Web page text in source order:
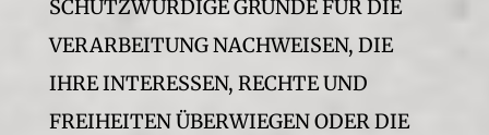
SCHUTZWÜRDIGE GRÜNDE FÜR DIE
VERARBEITUNG NACHWEISEN, DIE
IHRE INTERESSEN, RECHTE UND
FREIHEITEN ÜBERWIEGEN ODER DIE